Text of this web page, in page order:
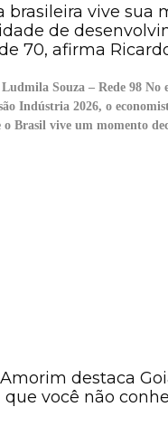
brasileira vive sua
de
70, afirma
Souza – Rede 98 No
Indústria 2026, o
Brasil vive um momento
destaca
que você não